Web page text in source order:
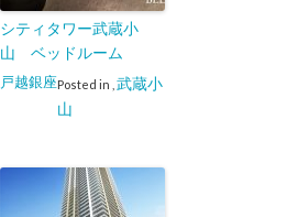
シティタワー武蔵小
山 ベッドルーム
Posted in
戸越銀座
武蔵小
山